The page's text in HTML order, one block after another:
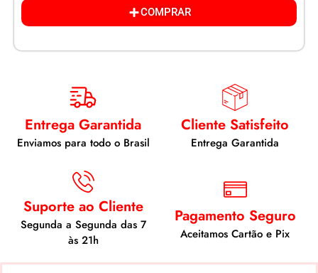
COMPRAR
Entrega Garantida
Enviamos para todo o Brasil
Cliente Satisfeito
Entrega Garantida
Suporte ao Cliente
Segunda a Segunda das 7
às 21h
Pagamento Seguro
Aceitamos Cartão e Pix